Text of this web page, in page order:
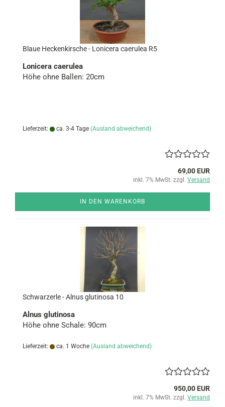
Blaue He­cken­kir­sche - Lo­ni­ce­ra cae­ru­lea R5
Lo­ni­ce­ra cae­ru­lea
Höhe ohne Bal­len: 20cm
Lieferzeit: ca. 3-4 Tage (Ausland abweichend)
69,00 EUR
inkl. 7% MwSt. zzgl. Versand
IN DEN WARENKORB
Schwarz­erle - Alnus glu­ti­no­sa 10
Alnus glu­ti­no­sa
Höhe ohne Scha­le: 90cm
Lieferzeit: ca. 1 Woche (Ausland abweichend)
950,00 EUR
inkl. 7% MwSt. zzgl. Versand